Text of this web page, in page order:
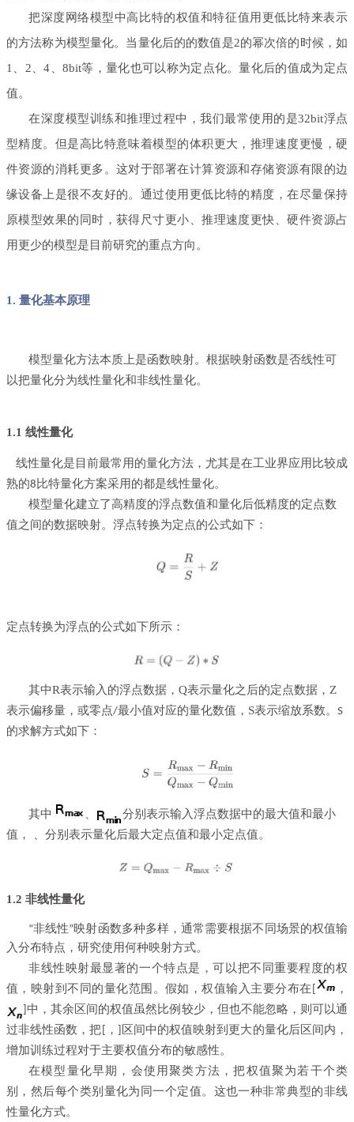
把深度网络模型中高比特的权值和特征值用更低比特来表示
的方法称为模型量化。当量化后的的数值是2的幂次倍的时候，如
1
2 、4
8bit等，量化也可以称为定点化。量化后的值成为定点
值。
在深度模型训练和推理过程中，我们最常使用的是32bit浮点
型精度。但是高比特意味着模型的体积更大，推理速度更慢，硬
件资源的消耗更多。这对于部署在计算资源和存储资源有限的边
缘设备上是很不友好的。通过使用更低比特的精度，在尽量保持
原模型效果的同时，获得尺寸更小、推理速度更快、硬件资源占
用更少的模型是目前研究的重点方向。
1. 量化基本原理
模型量化方法本质上是函数映射。根据映射函数是否线性可
以把量化分为线性量化和非线性量化。
1.1 线性量化
线性量化是目前最常用的量化方法，尤其是在工业界应用比较成
熟的8 比特量化方案采用的都是线性量化。
模型量化建立了高精度的浮点数值和量化后低精度的定点数
值之间的数据映射。浮点转换为定点的公式如下：
定点转换为浮点的公式如下所示：
其中R表示输入的浮点数据，Q表示量化之后的定点数据，Z
表示偏移量，或零点/最小值对应的量化数值，S表示缩放系数。 S
的求解方式如下：
其中 分别 表示输入浮点数据中的最大值和最小
值，
分别 表示量化后最大定点值和最小定点值。
1.2 非线性量化
“非线性”映射函数多种多样，通常需要根据不同场景的权值输
入分布特点，研究使用何种映射方式。
非线性映射最显著的一个特点是，可以把不同重要程度的权
值，映射到不同的量化范围。假如，权值输入主要分布在
，
中，其余区间的权值虽然比例较少，但也不能忽略，则可以通
过非线性函数，把
，
区间中的权值映射到更大的量化后区间内，
增加训练过程对于主要权值分布的敏感性。
在模型量化早期，会使用聚类方法，把权值聚为若干个类
别，然后每个类别量化为同一个定值。这也一种非常典型的非线
性量化方式。